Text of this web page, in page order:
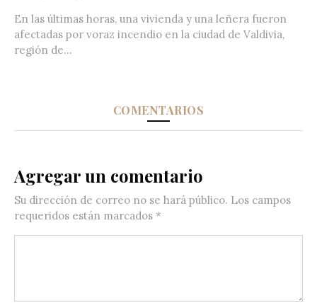
En las últimas horas, una vivienda y una leñera fueron
afectadas por voraz incendio en la ciudad de Valdivia,
región de...
COMENTARIOS
Agregar un comentario
Su dirección de correo no se hará público. Los campos
requeridos están marcados *